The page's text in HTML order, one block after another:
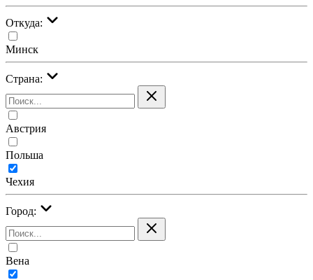
Откуда:
Минск
Страна:
Австрия
Польша
Чехия
Город:
Вена